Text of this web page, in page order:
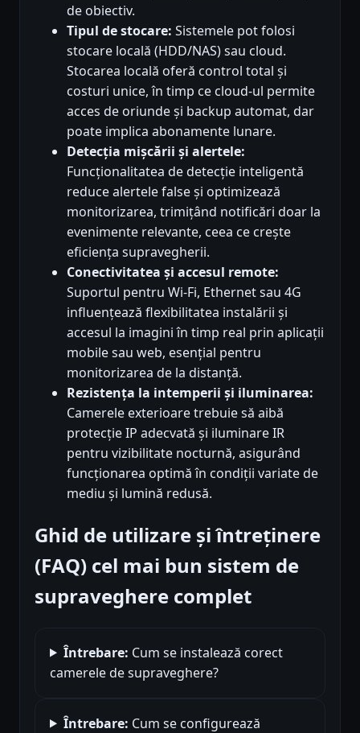
de obiectiv.
Tipul de stocare: Sistemele pot folosi
stocare locală (HDD/NAS) sau cloud.
Stocarea locală oferă control total și
costuri unice, în timp ce cloud-ul permite
acces de oriunde și backup automat, dar
poate implica abonamente lunare.
Detecția mișcării și alertele:
Funcționalitatea de detecție inteligentă
reduce alertele false și optimizează
monitorizarea, trimițând notificări doar la
evenimente relevante, ceea ce crește
eficiența supravegherii.
Conectivitatea și accesul remote:
Suportul pentru Wi-Fi, Ethernet sau 4G
influențează flexibilitatea instalării și
accesul la imagini în timp real prin aplicații
mobile sau web, esențial pentru
monitorizarea de la distanță.
Rezistența la intemperii și iluminarea:
Camerele exterioare trebuie să aibă
protecție IP adecvată și iluminare IR
pentru vizibilitate nocturnă, asigurând
funcționarea optimă în condiții variate de
mediu și lumină redusă.
Ghid de utilizare și întreținere
(FAQ) cel mai bun sistem de
supraveghere complet
Întrebare: Cum se instalează corect
camerele de supraveghere?
Întrebare: Cum se configurează